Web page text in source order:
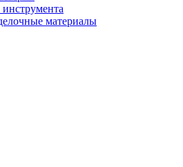
материалы